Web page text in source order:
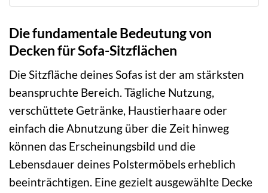
Die fundamentale Bedeutung von
Decken für Sofa-Sitzflächen
Die Sitzfläche deines Sofas ist der am stärksten
beanspruchte Bereich. Tägliche Nutzung,
verschüttete Getränke, Haustierhaare oder
einfach die Abnutzung über die Zeit hinweg
können das Erscheinungsbild und die
Lebensdauer deines Polstermöbels erheblich
beeinträchtigen. Eine gezielt ausgewählte Decke